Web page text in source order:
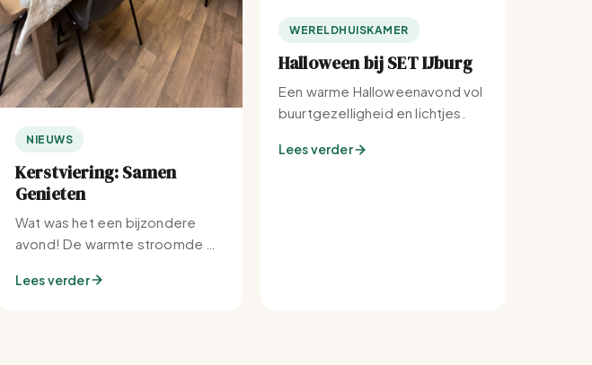
NIEUWS
Kerstviering: Samen
Genieten
Wat was het een bijzondere
avond! De warmte stroomde bij
Lees verder
WERELDHUISKAMER
Halloween bij SET IJburg
Een warme Halloweenavond vol
buurtgezelligheid en lichtjes.
Lees verder